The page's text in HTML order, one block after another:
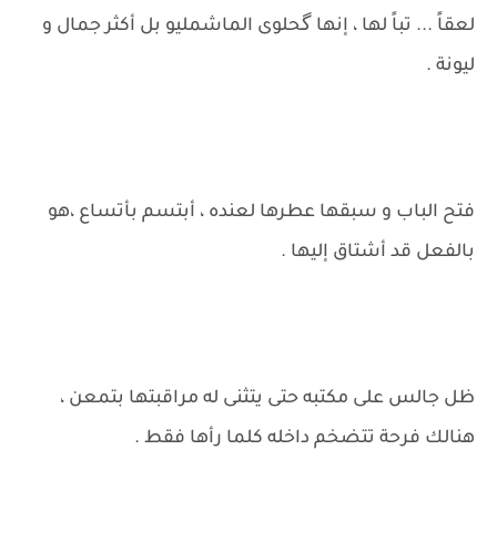
لعقاً ... تباً لها ، إنها گحلوى الماشمليو بل أكثر جمال و
ليونة .
فتح الباب و سبقها عطرها لعنده ، أبتسم بأتساع ،هو
بالفعل قد أشتاق إليها .
ظل جالس على مكتبه حتى يتثنى له مراقبتها بتمعن ،
هنالك فرحة تتضخم داخله كلما رأها فقط .